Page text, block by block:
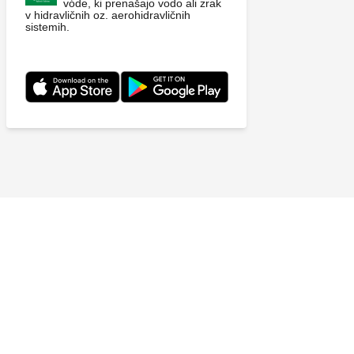
vóde, ki prenašajo vodo ali zrak
v hidravličnih oz. aerohidravličnih
sistemih.